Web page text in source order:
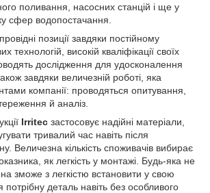
поливання, насосних станцій і ще у
сфер водопостачання.
позиції завдяки постійному
технологій, високій кваліфікації своїх
дослідження для удосконалення
завдяки величезній роботі, яка
компанії: проводяться опитування,
й аналіз.
Irritec застосовує надійні матеріали,
тривалий час навіть після
Величезна кількість споживачів вибирає
як легкість у монтажі. Будь-яка не
зможе з легкістю встановити у свою
деталь навіть без особливого